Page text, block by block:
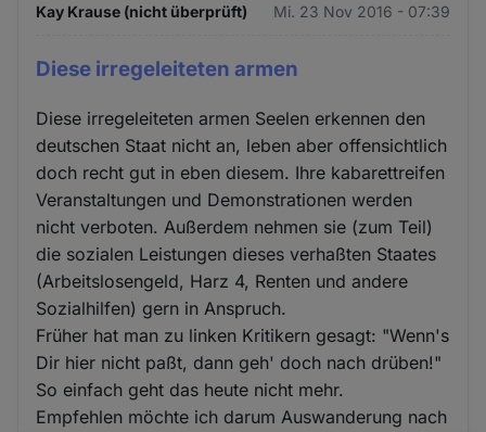
Kay Krause (nicht überprüft) Mi. 23 Nov 2016 - 07:39
Diese irregeleiteten armen
Diese irregeleiteten armen Seelen erkennen den
deutschen Staat nicht an, leben aber offensichtlich
doch recht gut in eben diesem. Ihre kabarettreifen
Veranstaltungen und Demonstrationen werden
nicht verboten. Außerdem nehmen sie (zum Teil)
die sozialen Leistungen dieses verhaßten Staates
(Arbeitslosengeld, Harz 4, Renten und andere
Sozialhilfen) gern in Anspruch.
Früher hat man zu linken Kritikern gesagt: "Wenn's
Dir hier nicht paßt, dann geh' doch nach drüben!"
So einfach geht das heute nicht mehr.
Empfehlen möchte ich darum Auswanderung nach